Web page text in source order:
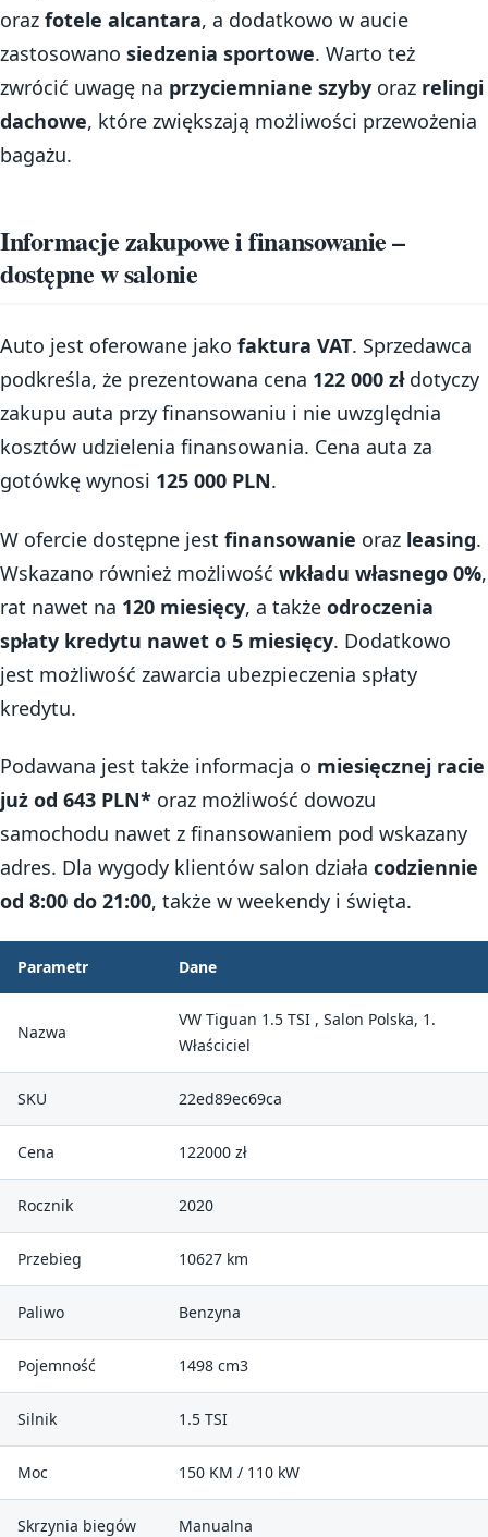
oraz fotele alcantara, a dodatkowo w aucie
zastosowano siedzenia sportowe. Warto też
zwrócić uwagę na przyciemniane szyby oraz relingi
dachowe, które zwiększają możliwości przewożenia
bagażu.
Informacje zakupowe i finansowanie –
dostępne w salonie
Auto jest oferowane jako faktura VAT. Sprzedawca
podkreśla, że prezentowana cena 122 000 złdotyczy
zakupu auta przy finansowaniu i nie uwzględnia
kosztów udzielenia finansowania. Cena auta za
gotówkę wynosi 125 000 PLN.
W ofercie dostępne jest finansowanie oraz leasing.
Wskazano również możliwość wkładu własnego 0%,
rat nawet na 120 miesięcy, a także odroczenia
spłaty kredytu nawet o 5 miesięcy. Dodatkowo
jest możliwość zawarcia ubezpieczenia spłaty
kredytu.
Podawana jest także informacja o miesięcznej racie
już od 643 PLN* oraz możliwość dowozu
samochodu nawet z finansowaniem pod wskazany
adres. Dla wygody klientów salon działa codziennie
od 8:00 do 21:00, także w weekendy i święta.
Parametr Dane
Nazwa
VW Tiguan 1.5 TSI , Salon Polska, 1.
Właściciel
SKU 22ed89ec69ca
Cena 122000 zł
Rocznik 2020
Przebieg 10627 km
Paliwo Benzyna
Pojemność 1498 cm3
Silnik 1.5 TSI
Moc 150 KM / 110 kW
Skrzynia biegów Manualna